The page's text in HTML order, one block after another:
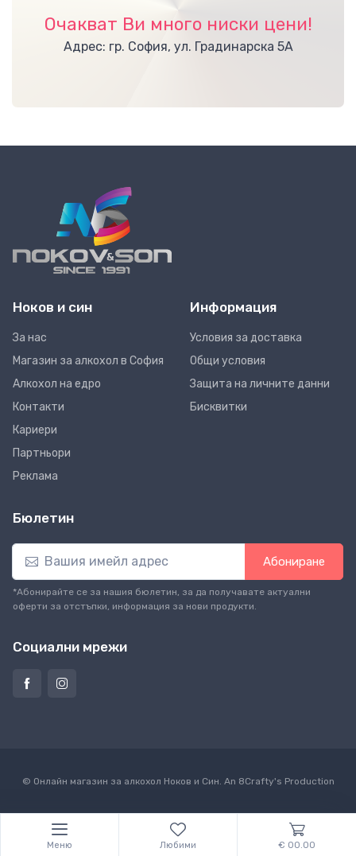
Очакват Ви много ниски цени!
Адрес: гр. София, ул. Градинарска 5А
Ноков и син
За нас
Магазин за алкохол в София
Алкохол на едро
Контакти
Кариери
Партньори
Реклама
Информация
Условия за доставка
Общи условия
Защита на личните данни
Бисквитки
Бюлетин
Абониране
*Абонирайте се за нашия бюлетин, за да получавате актуални
оферти за отстъпки, информация за нови продукти.
Социални мрежи
© Онлайн магазин за алкохол Ноков и Син. An 8Crafty's Production
Меню Любими € 00.00